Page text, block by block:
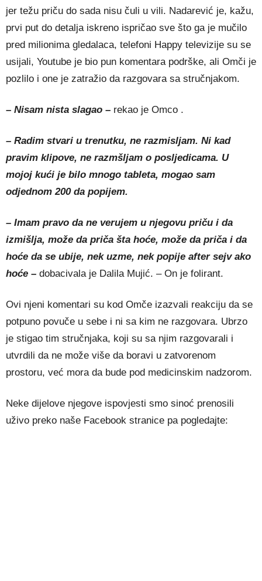
jer težu priču do sada nisu čuli u vili. Nadarević je, kažu,
prvi put do detalja iskreno ispričao sve što ga je mučilo
pred milionima gledalaca, telefoni Happy televizije su se
usijali, Youtube je bio pun komentara podrške, ali Omči je
pozlilo i one je zatražio da razgovara sa stručnjakom.
– Nisam nista slagao – rekao je Omco .
– Radim stvari u trenutku, ne razmisljam. Ni kad
pravim klipove, ne razmšljam o posljedicama. U
mojoj kući je bilo mnogo tableta, mogao sam
odjednom 200 da popijem.
– Imam pravo da ne verujem u njegovu priču i da
izmišlja, može da priča šta hoće, može da priča i da
hoće da se ubije, nek uzme, nek popije after sejv ako
hoće – dobacivala je Dalila Mujić. – On je folirant.
Ovi njeni komentari su kod Omče izazvali reakciju da se
potpuno povuče u sebe i ni sa kim ne razgovara. Ubrzo
je stigao tim stručnjaka, koji su sa njim razgovarali i
utvrdili da ne može više da boravi u zatvorenom
prostoru, već mora da bude pod medicinskim nadzorom.
Neke dijelove njegove ispovjesti smo sinoć prenosili
uživo preko naše Facebook stranice pa pogledajte: